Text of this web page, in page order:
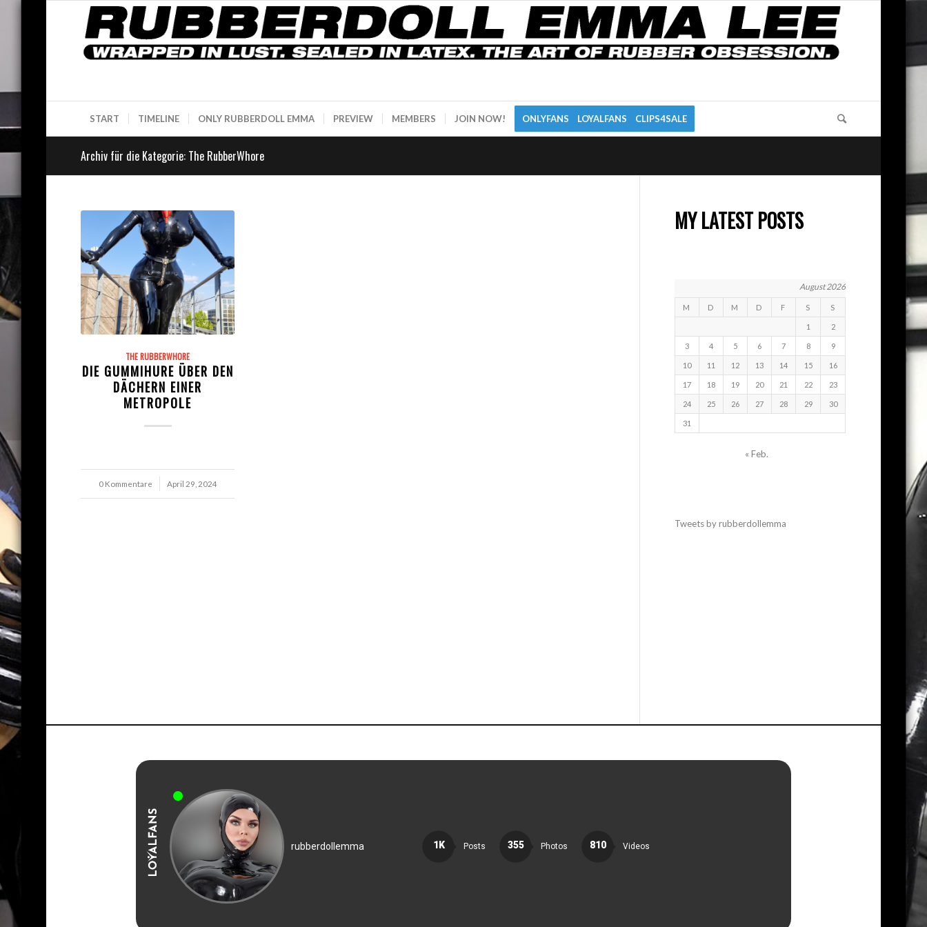
START TIMELINE ONLY RUBBERDOLL EMMA PREVIEW MEMBERS JOIN NOW! ONLYFANS LOYALFANS CLIPS4SALE
Archiv für die Kategorie: The RubberWhore
THE RUBBERWHORE
DIE GUMMIHURE ÜBER DEN
DÄCHERN EINER
METROPOLE
0 Kommentare
/ April 29, 2024
MY LATEST POSTS
August 2026
M D M D F S S
1 2
3 4 5 6 7 8 9
10 11 12 13 14 15 16
17 18 19 20 21 22 23
24 25 26 27 28 29 30
31
« Feb.
Tweets by rubberdollemma